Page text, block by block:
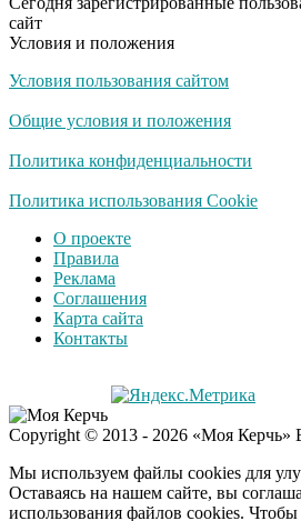
сайт
Условия и положения
Условия пользования сайтом
Общие условия и положения
Политика конфиденциальности
Политика использования Cookie
О проекте
Правила
Реклама
Соглашения
Карта сайта
Контакты
Copyright © 2013 - 2026 «Моя Керчь»
Мы используем файлы cookies для
Оставаясь на нашем сайте, вы
использования файлов cookies. Чтобы